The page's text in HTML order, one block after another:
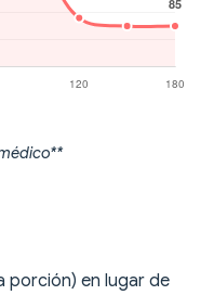
porción) en lugar de